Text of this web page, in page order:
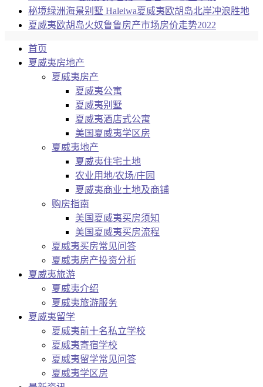
秘境绿洲海景别墅 Haleiwa夏威夷欧胡岛北岸冲浪胜地
夏威夷欧胡岛火奴鲁鲁房产市场房价走势2022
首页
夏威夷房地产
夏威夷房产
夏威夷公寓
夏威夷别墅
夏威夷酒店式公寓
美国夏威夷学区房
夏威夷地产
夏威夷住宅土地
农业用地/农场/庄园
夏威夷商业土地及商铺
购房指南
美国夏威夷买房须知
美国夏威夷买房流程
夏威夷买房常见问答
夏威夷房产投资分析
夏威夷旅游
夏威夷介绍
夏威夷旅游服务
夏威夷留学
夏威夷前十名私立学校
夏威夷寄宿学校
夏威夷留学常见问答
夏威夷学区房